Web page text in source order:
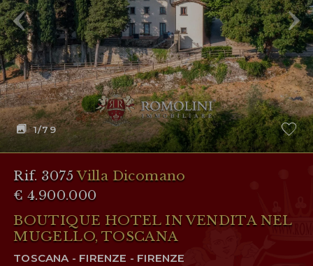
1/79
Rif. 3075Villa Dicomano
€ 4.900.000
BOUTIQUE HOTEL IN VENDITA NEL
MUGELLO, TOSCANA
TOSCANA - FIRENZE - FIRENZE